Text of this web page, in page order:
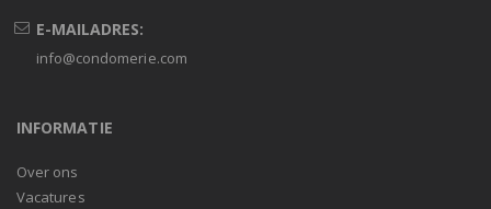
E-MAILADRES:
info@condomerie.com
INFORMATIE
Over ons
Vacatures